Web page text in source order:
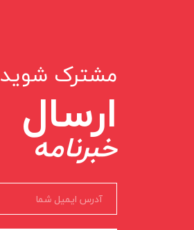
مشترک شوید
ارسال
خبرنامه